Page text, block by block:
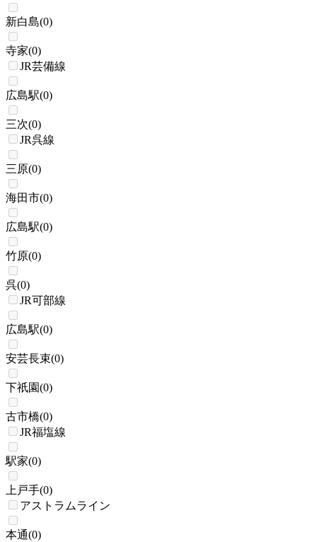
新白島(0)
寺家(0)
JR芸備線
広島駅(0)
三次(0)
JR呉線
三原(0)
海田市(0)
広島駅(0)
竹原(0)
呉(0)
JR可部線
広島駅(0)
安芸長束(0)
下祇園(0)
古市橋(0)
JR福塩線
駅家(0)
上戸手(0)
アストラムライン
本通(0)